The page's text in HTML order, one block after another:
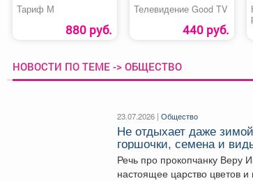
Тариф М
880 руб.
Телевидение Good TV
440 руб.
НОВОСТИ ПО ТЕМЕ -> ОБЩЕСТВО
23.07.2026 |Общество
Не отдыхает даже
горшочки, семена и
Речь про прокопчанку Веру
настоящее царство цветов и